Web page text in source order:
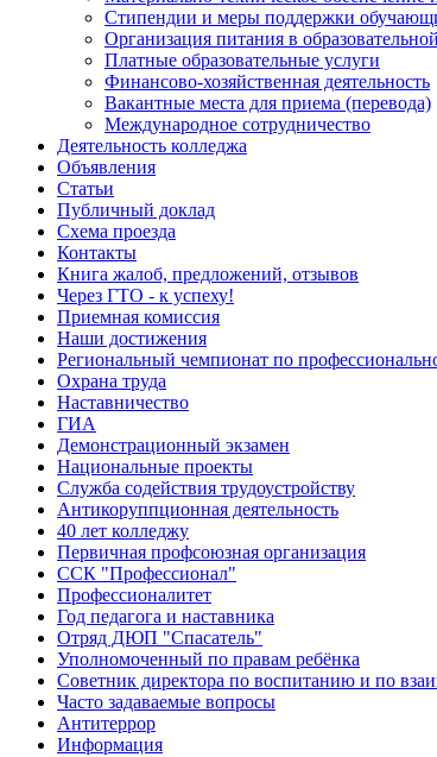
Стипендии и меры поддержки
Организация питания в
Платные образовательные услуги
Финансово-хозяйственная деятельность
Вакантные места для приема (перевода)
Международное сотрудничество
Деятельность колледжа
Объявления
Статьи
Публичный доклад
Схема проезда
Контакты
Книга жалоб, предложений, отзывов
Через ГТО - к успеху!
Приемная комиссия
Наши достижения
Региональный чемпионат по
Охрана труда
Наставничество
ГИА
Демонстрационный экзамен
Национальные проекты
Служба содействия трудоустройству
Антикоруппционная деятельность
40 лет колледжу
Первичная профсоюзная организация
ССК "Профессионал"
Профессионалитет
Год педагога и наставника
Отряд ДЮП "Спасатель"
Уполномоченный по правам ребёнка
Советник директора по воспитанию и по
Часто задаваемые вопросы
Антитеррор
Информация